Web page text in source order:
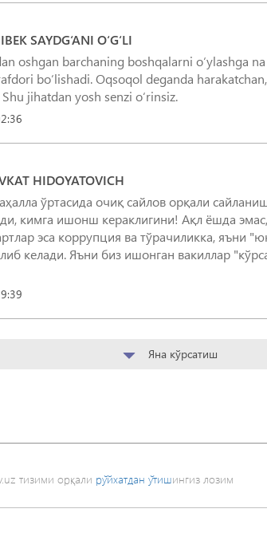
SAYDG‘ANI O‘G‘LI
oshgan barchaning boshqalarni o‘ylashga
bo‘lishadi. Oqsoqol deganda
jihatdan yosh senzi o‘rinsiz.
HIDOYATOVICH
ўртасида очиқ сайлов орқали
кимга ишонш кераклигини! Ақл ёшда
эса коррупция ва тўрачиликка, яъни
келади. Яъни биз ишонган вакиллар
Яна кўрсатиш
тизими орқали рўйхатдан ўтишингиз лозим